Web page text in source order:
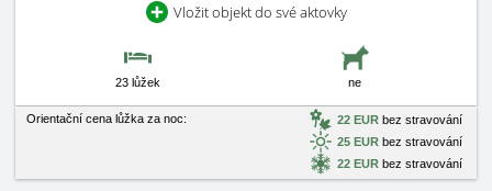
Vložit objekt do své aktovky
23 lůžek ne
Orientační cena lůžka za noc: 22 EUR bez stravování
25 EUR bez stravování
22 EUR bez stravování